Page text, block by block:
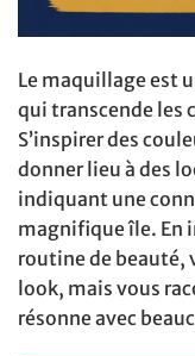
Le maquillage est
qui transcende les
S’inspirer des
donner lieu à des
indiquant une
magnifique île. En
routine de beauté,
look, mais vous
résonne avec